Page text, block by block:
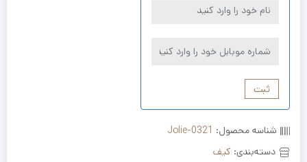
ثبت
شناسه محصول: Jolie-0321
دسته‌بندی: کیف